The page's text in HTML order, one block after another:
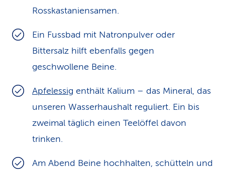
Rosskastaniensamen.
Ein Fussbad mit Natronpulver oder
Bittersalz hilft ebenfalls gegen
geschwollene Beine.
Apfelessig enthält Kalium – das Mineral, das
unseren Wasserhaushalt reguliert. Ein bis
zweimal täglich einen Teelöffel davon
trinken.
Am Abend Beine hochhalten, schütteln und